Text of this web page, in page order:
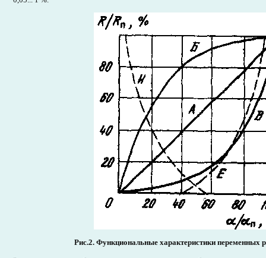
Рис.2.Функциональные характеристики переменных